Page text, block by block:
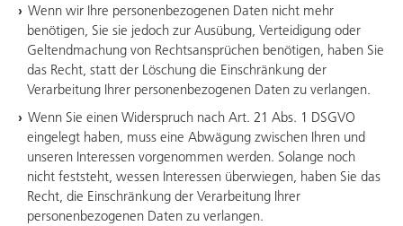
Wenn wir Ihre personenbezogenen Daten nicht mehr
benötigen, Sie sie jedoch zur Ausübung, Verteidigung oder
Geltendmachung von Rechtsansprüchen benötigen, haben Sie
das Recht, statt der Löschung die Einschränkung der
Verarbeitung Ihrer personenbezogenen Daten zu verlangen.
Wenn Sie einen Widerspruch nach Art. 21 Abs. 1 DSGVO
eingelegt haben, muss eine Abwägung zwischen Ihren und
unseren Interessen vorgenommen werden. Solange noch
nicht feststeht, wessen Interessen überwiegen, haben Sie das
Recht, die Einschränkung der Verarbeitung Ihrer
personenbezogenen Daten zu verlangen.